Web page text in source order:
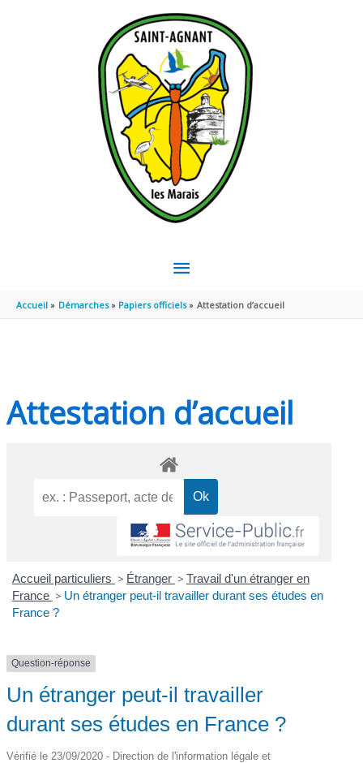
MENU
PRINCIPAL
Accueil Démarches Papiers officiels Attestation d’accueil
Attestation d’accueil
Accueil particuliers > Étranger > Travail d'un étranger en
France > Un étranger peut-il travailler durant ses études en
France ?
Question-réponse
Un étranger peut-il travailler
durant ses études en France ?
Vérifié le 23/09/2020 - Direction de l'information légale et